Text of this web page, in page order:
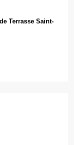
Terrasse Saint-